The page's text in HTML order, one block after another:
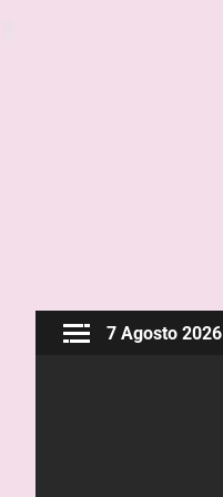
7 Agosto 2026